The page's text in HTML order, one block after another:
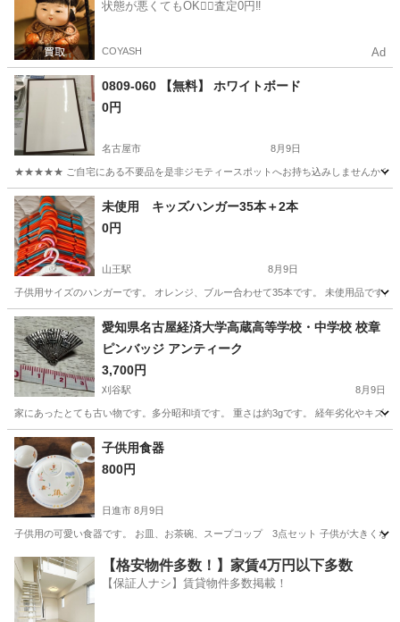
状態が悪くてもOK🙆‍♀️査定0円‼️
COYASH Ad
0809-060 【無料】 ホワイトボード
0円
名古屋市 8月9日
★★★★★ ご自宅にある不要品を是非ジモティースポットへお持ち込みしませんか？
愛知 名古屋市 生活雑貨 現地
未使用 キッズハンガー35本＋2本
0円
山王駅 8月9日
子供用サイズのハンガーです。 オレンジ、ブルー合わせて35本です。 未使用品です
愛知 名古屋市 山王駅 洗濯用品
愛知県名古屋経済大学高蔵高等学校・中学校 校章
ピンバッジ アンティーク
3,700円
刈谷駅 8月9日
家にあったとても古い物です。多分昭和頃です。 重さは約3gです。 経年劣化やキズ
愛知 刈谷市 刈谷駅
子供用食器
800円
日進市 8月9日
子供用の可愛い食器です。 お皿、お茶碗、スープコップ 3点セット 子供が大きくな
愛知 日進市 食器
【格安物件多数！】家賃4万円以下多数
【保証人ナシ】賃貸物件多数掲載！